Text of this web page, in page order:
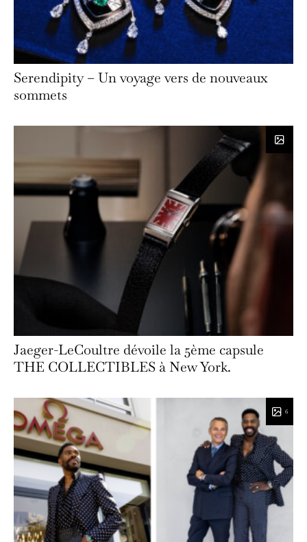
Serendipity – Un voyage vers de nouveaux
sommets
Jaeger-LeCoultre dévoile la 5ème capsule
THE COLLECTIBLES à New York.
6